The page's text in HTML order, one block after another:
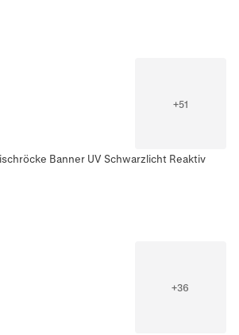
+51
Banner UV Schwarzlicht Reaktiv
+36